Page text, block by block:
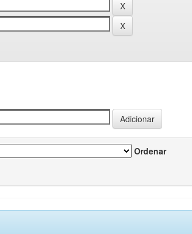
Ordenar